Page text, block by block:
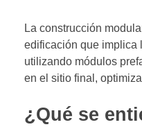
La construcción
edificación que implica
utilizando módulos
en el sitio final,
¿Qué se